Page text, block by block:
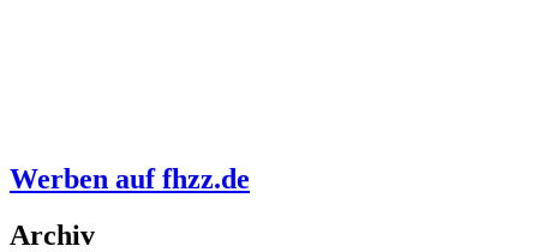
Werben auf fhzz.de
Archiv